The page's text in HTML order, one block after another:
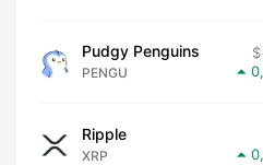
Pudgy Penguins
PENGU
Ripple
XRP